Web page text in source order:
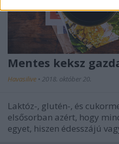
Mentes keksz
Havasilive • 2018. október 20.
Laktóz-, glutén-, és
elsősorban azért, hogy
egyet, hiszen édesszájú